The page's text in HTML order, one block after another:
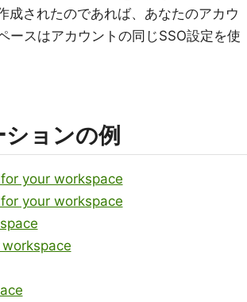
されたのであれば、あなたのアカウ
ースはアカウントの同じSSO設定を使
ョンの例
your workspace
your workspace